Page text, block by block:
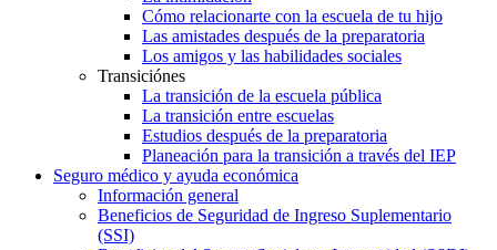
Cómo relacionarte con la escuela de tu hijo
Las amistades después de la preparatoria
Los amigos y las habilidades sociales
Transiciónes
La transición de la escuela pública
La transición entre escuelas
Estudios después de la preparatoria
Planeación para la transición a través del IEP
Seguro médico y ayuda económica
Información general
Beneficios de Seguridad de Ingreso Suplementario
(SSI)